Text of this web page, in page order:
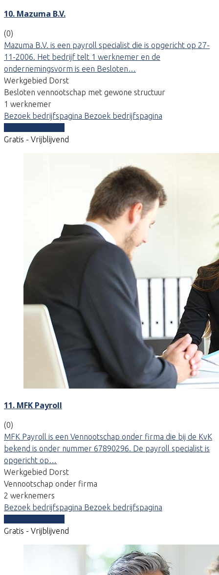
10. Mazuma B.V.
(0)
Mazuma B.V. is een payroll specialist die is opgericht op 27-
11-2006. Het bedrijf telt 1 werknemer en de
ondernemingsvorm is een Besloten…
Werkgebied Dorst
Besloten vennootschap met gewone structuur
1 werknemer
Bezoek bedrijfspagina Bezoek bedrijfspagina
Gratis - Vrijblijvend
11. MFK Payroll
(0)
MFK Payroll is een Vennootschap onder firma die bij de KvK
bekend is onder nummer 67890296. De payroll specialist is
opgericht op…
Werkgebied Dorst
Vennootschap onder firma
2 werknemers
Bezoek bedrijfspagina Bezoek bedrijfspagina
Gratis - Vrijblijvend